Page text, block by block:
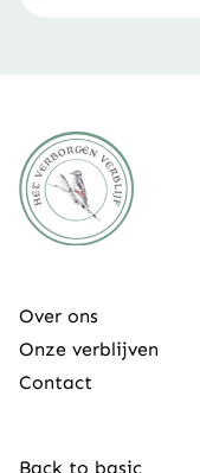
Over ons
Onze verblijven
Contact
Back to basic